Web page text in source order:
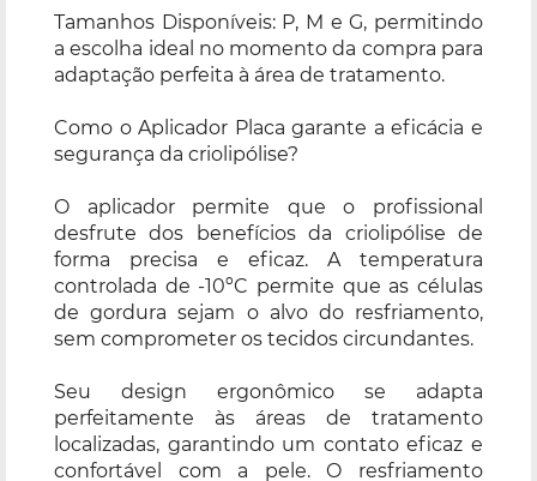
Tamanhos Disponíveis: P, M e G, permitindo
a escolha ideal no momento da compra para
adaptação perfeita à área de tratamento.
Como o Aplicador Placa garante a eficácia e
segurança da criolipólise?
O aplicador permite que o profissional
desfrute dos benefícios da criolipólise de
forma precisa e eficaz. A temperatura
controlada de -10ºC permite que as células
de gordura sejam o alvo do resfriamento,
sem comprometer os tecidos circundantes.
Seu design ergonômico se adapta
perfeitamente às áreas de tratamento
localizadas, garantindo um contato eficaz e
confortável com a pele. O resfriamento